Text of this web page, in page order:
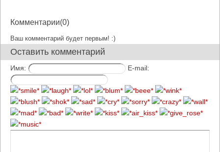
Комментарии(0)
Ваш комментарий будет первым! :)
Оставить комментарий
Имя: E-mail: